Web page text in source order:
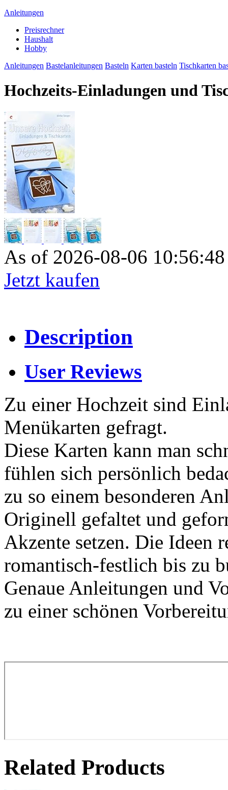
Anleitungen
Preisrechner
Haushalt
Hobby
Anleitungen Bastelanleitungen Basteln Karten basteln Tischkarten
Hochzeits-Einladungen und
As of 2026-08-06
Jetzt kaufen
Description
User Reviews
Zu einer Hochzeit sind
Menükarten gefragt.
Diese Karten kann man
fühlen sich persönlich
zu so einem besonderen
Originell gefaltet und
Akzente setzen. Die Ideen
romantisch-festlich bis zu
Genaue Anleitungen und
zu einer schönen
Related Products